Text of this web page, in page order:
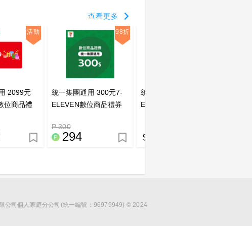
查看更多
活動
2099元
位商品禮
98折
統一集團通用 300元7-
ELEVEN數位商品禮券
P 300
294
統一集團通用 100元7-
ELEVEN數位商品禮券
公司個人家庭分公司(統一編號：96979949) © 2024